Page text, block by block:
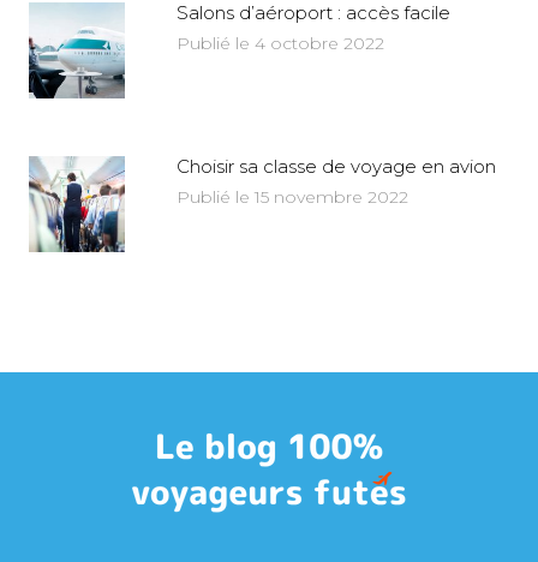
Salons d’aéroport : accès facile
Publié le 4 octobre 2022
Choisir sa classe de voyage en avion
Publié le 15 novembre 2022